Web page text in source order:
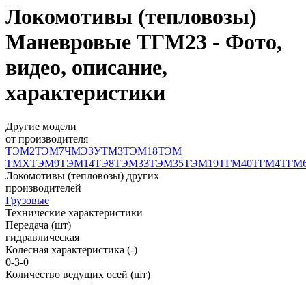
Локомотивы (тепловозы)
Маневровые ТГМ23 - Фото,
видео, описание,
характеристики
Другие модели
от производителя
ТЭМ2ТЭМ7ЧМЭЗУТМ3ТЭМ18ТЭМ
ТМХТЭМ9ТЭМ14ТЭ8ТЭМ33ТЭМ35ТЭМ19ТГМ40ТГМ4
Локомотивы (тепловозы) других
производителей
Грузовые
Технические характеристики
Передача (шт)
гидравлическая
Колесная характеристика (-)
0-3-0
Количество ведущих осей (шт)